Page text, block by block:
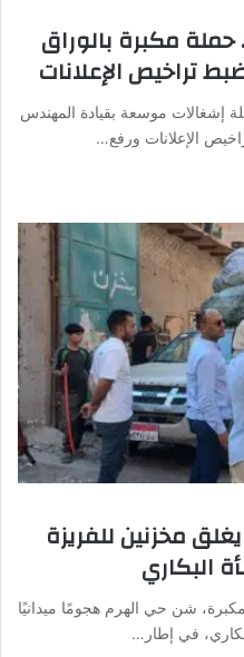
مكبرة بالوراق
تراخيص الإعلانات
إشغالات موسعة بقيادة المهندس
الإعلانات ورفع…
مخزنين للفريزة
البكاري
شن حي الهرم هجومًا ميدانيًا
في إطار…